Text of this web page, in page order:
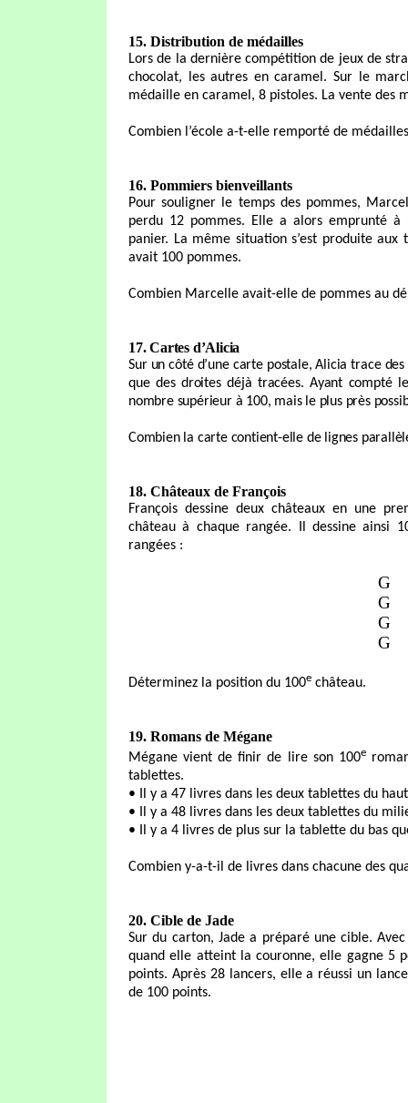
15. Distribution de médailles
Lors de la dernière compétition de jeux de
chocolat, les autres en caramel. Sur le
médaille en caramel, 8 pistoles. La vente des
Combien l’école a-t-elle remporté de
16. Pommiers bienveillants
Pour souligner le temps des pommes,
perdu 12 pommes. Elle a alors emprunté
panier. La même situation s’est produite
avait 100 pommes.
Combien Marcelle avait-elle de pommes au
17. Cartes d’Alicia
Sur un côté d’une carte postale, Alicia trace
que des droites déjà tracées. Ayant compté
nombre supérieur à 100, mais le plus près
Combien la carte contient-elle de lignes
18. Châteaux de François
François dessine deux châteaux en une
château à chaque rangée. Il dessine ainsi
rangées :
G
G
G
G
Déterminez la position du 100e château.
19. Romans de Mégane
Mégane vient de finir de lire son 100e
tablettes.
• Il y a 47 livres dans les deux tablettes du
• Il y a 48 livres dans les deux tablettes du
• Il y a 4 livres de plus sur la tablette du bas
Combien y-a-t-il de livres dans chacune des
20. Cible de Jade
Sur du carton, Jade a préparé une cible.
quand elle atteint la couronne, elle gagne 5
points. Après 28 lancers, elle a réussi un
de 100 points.